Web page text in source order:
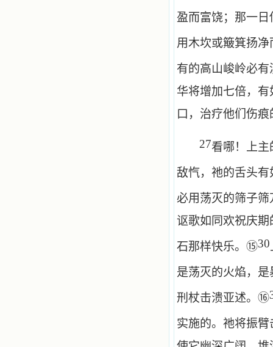
盈而富饶；那一
用木坎或簸箕扬
有的高山峻岭必
华将增加七倍，
口，治疗他们伤
27看哪！上
敌忾，祂的舌头
必用荡灭的筛子
讴歌如同欢祝庆
石那样快乐。 ⑮30
是荡灭的火焰，
刑杖击溃亚述。 ⑯
实施的。祂将振臂